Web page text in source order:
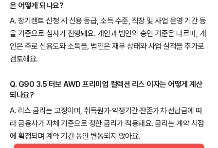
은 어떻게 되나요?
A. 장기렌트 신청 시 신용 등급, 소득 수준, 직장 및 사업 운영 기간 등
을 기준으로 심사가 진행돼요. 개인과 법인의 승인 기준은 다르며, 개
인은 주로 신용도와 소득을, 법인은 재무 상태와 사업 실적을 추가로
검토해요.
Q. G90 3.5 터보 AWD 프리미엄 컬렉션 리스 이자는 어떻게 계산
되나요?
A. 리스 금리는 고정이며, 취득원가·약정기간·잔존가치·선납금에 따
라 금융사가 자체 기준으로 정한 금리가 적용돼요. 금리는 계약 시점
에 확정되며 계약 기간 동안 변동되지 않아요.